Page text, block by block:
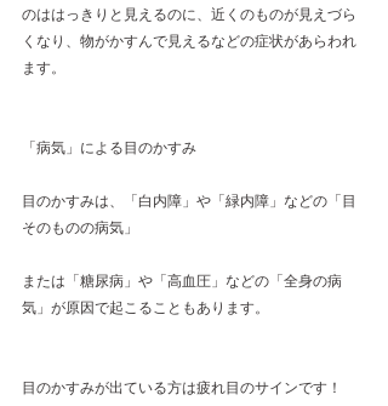
のははっきりと見えるのに、近くのものが見えづら
くなり、物がかすんで見えるなどの症状があらわれ
ます。
「病気」による目のかすみ
目のかすみは、「白内障」や「緑内障」などの「目
そのものの病気」
または「糖尿病」や「高血圧」などの「全身の病
気」が原因で起こることもあります。
目のかすみが出ている方は疲れ目のサインです！